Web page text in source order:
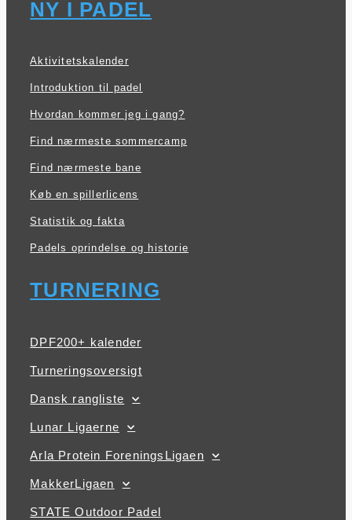
NY I PADEL
Aktivitetskalender
Introduktion til padel
Hvordan kommer jeg i gang?
Find nærmeste sommercamp
Find nærmeste bane
Køb en spillerlicens
Statistik og fakta
Padels oprindelse og historie
TURNERING
DPF200+ kalender
Turneringsoversigt
Dansk rangliste
Lunar Ligaerne
Arla Protein ForeningsLigaen
MakkerLigaen
STATE Outdoor Padel